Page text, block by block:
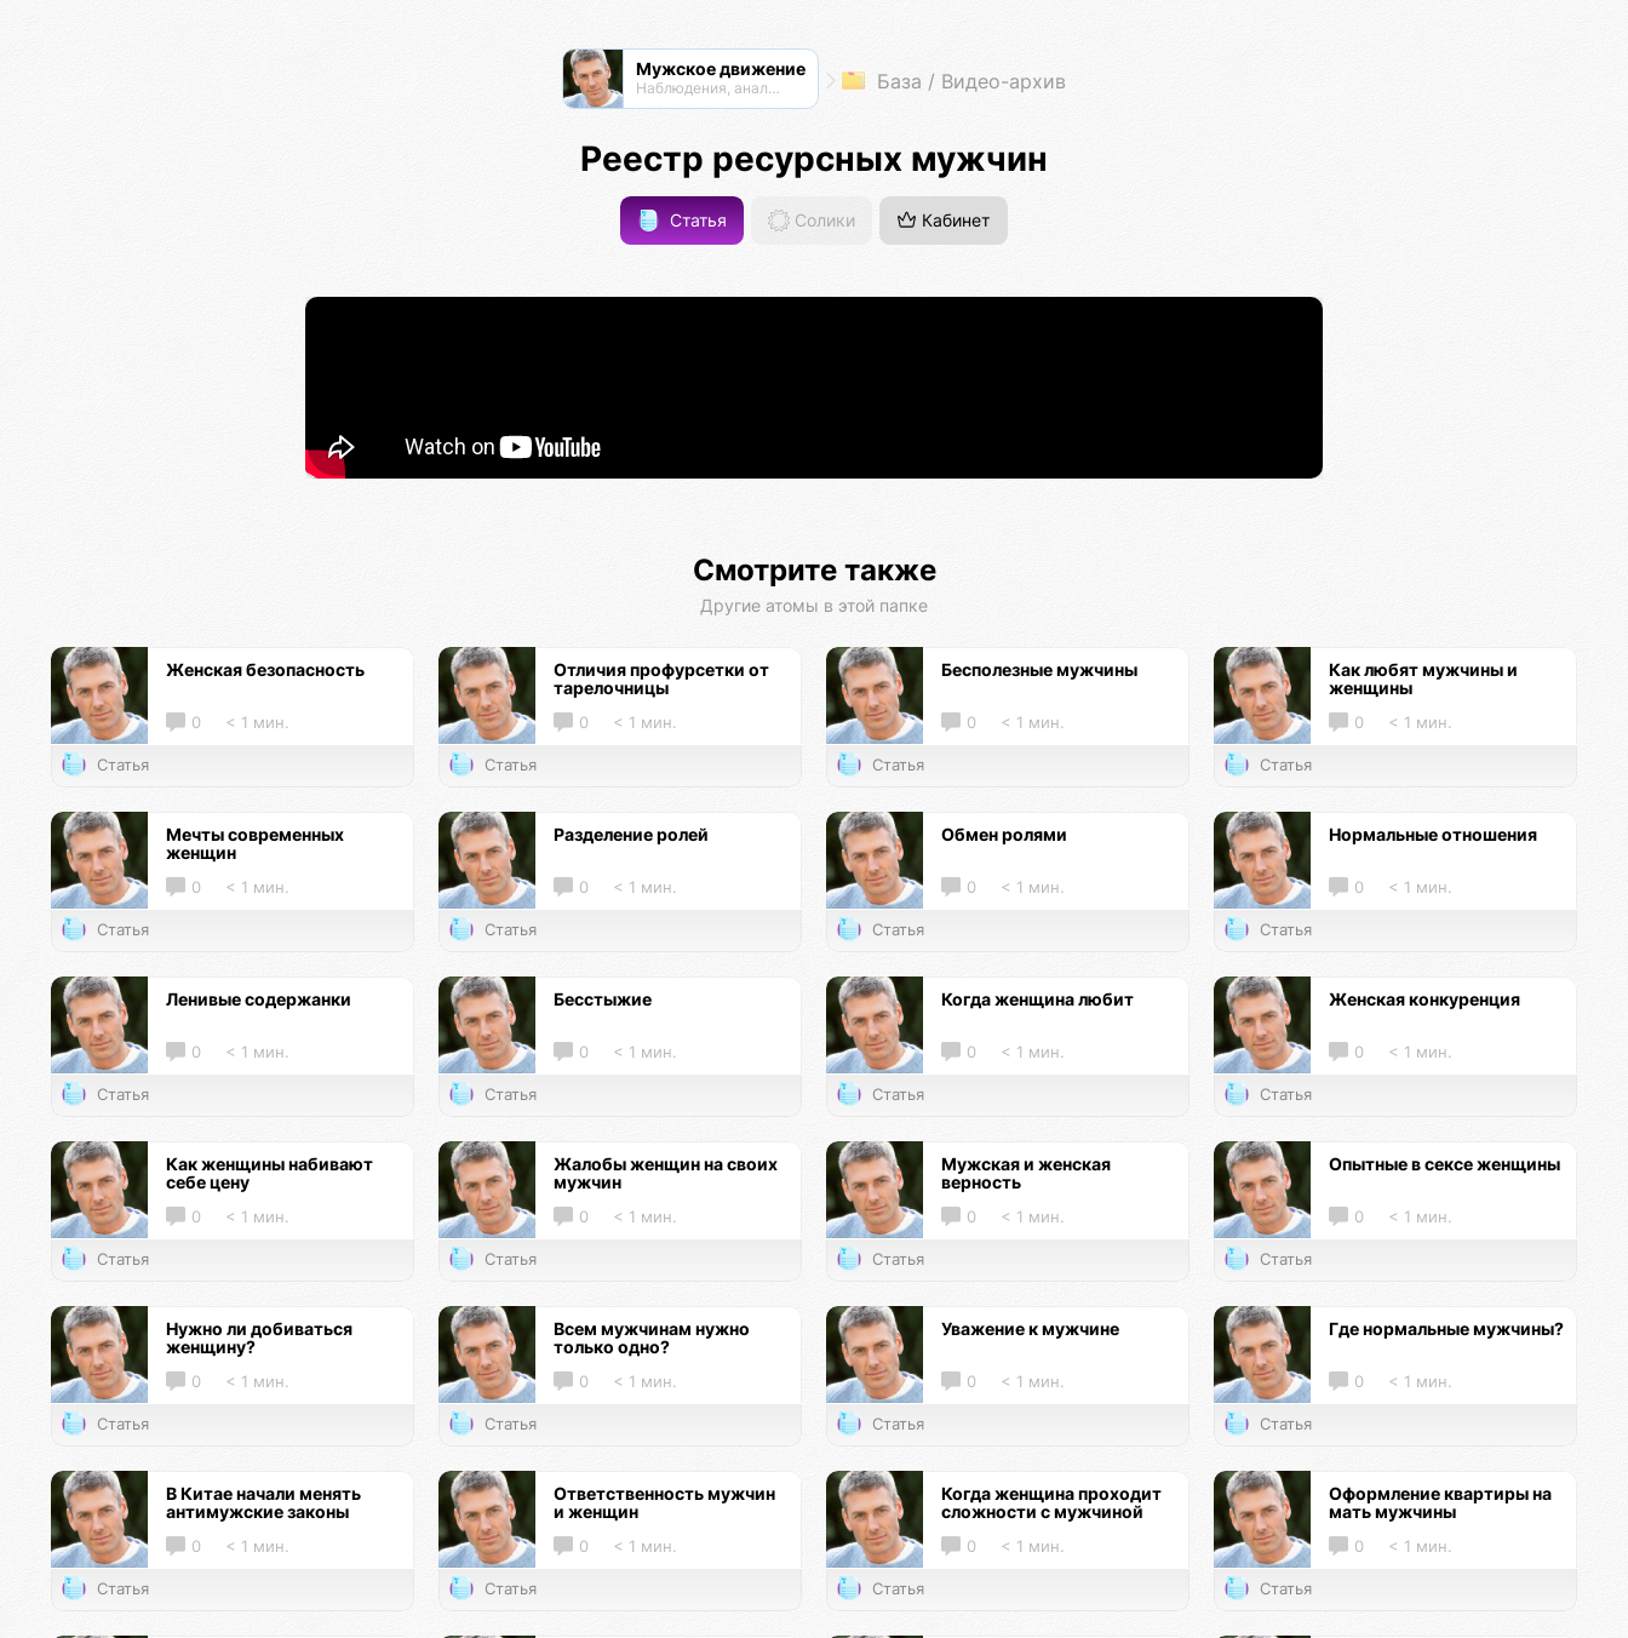
Мужское движение
Наблюдения, анализ, обсуждения База / Видео-архив
Реестр ресурсных мужчин
Статья Солики Кабинет
Смотрите также
Другие атомы в этой папке
Женская безопасность
0 < 1 мин.
Статья
Отличия профурсетки от
тарелочницы
0 < 1 мин.
Статья
Бесполезные мужчины
0 < 1 мин.
Статья
Как любят мужчины и
женщины
0 < 1 мин.
Статья
Мечты современных
женщин
0 < 1 мин.
Статья
Разделение ролей
0 < 1 мин.
Статья
Обмен ролями
0 < 1 мин.
Статья
Нормальные отношения
0 < 1 мин.
Статья
Ленивые содержанки
0 < 1 мин.
Статья
Бесстыжие
0 < 1 мин.
Статья
Когда женщина любит
0 < 1 мин.
Статья
Женская конкуренция
0 < 1 мин.
Статья
Как женщины набивают
себе цену
0 < 1 мин.
Статья
Жалобы женщин на своих
мужчин
0 < 1 мин.
Статья
Мужская и женская
верность
0 < 1 мин.
Статья
Опытные в сексе женщины
0 < 1 мин.
Статья
Нужно ли добиваться
женщину?
0 < 1 мин.
Статья
Всем мужчинам нужно
только одно?
0 < 1 мин.
Статья
Уважение к мужчине
0 < 1 мин.
Статья
Где нормальные мужчины?
0 < 1 мин.
Статья
В Китае начали менять
антимужские законы
0 < 1 мин.
Статья
Ответственность мужчин
и женщин
0 < 1 мин.
Статья
Когда женщина проходит
сложности с мужчиной
0 < 1 мин.
Статья
Оформление квартиры на
мать мужчины
0 < 1 мин.
Статья